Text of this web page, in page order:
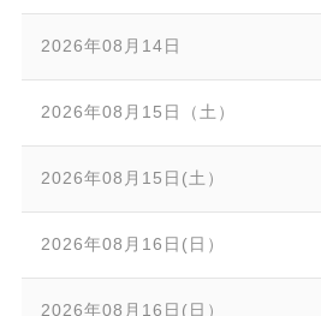
2026年08月14日
2026年08月15日（土）
2026年08月15日(土）
2026年08月16日(日）
2026年08月16日(日）